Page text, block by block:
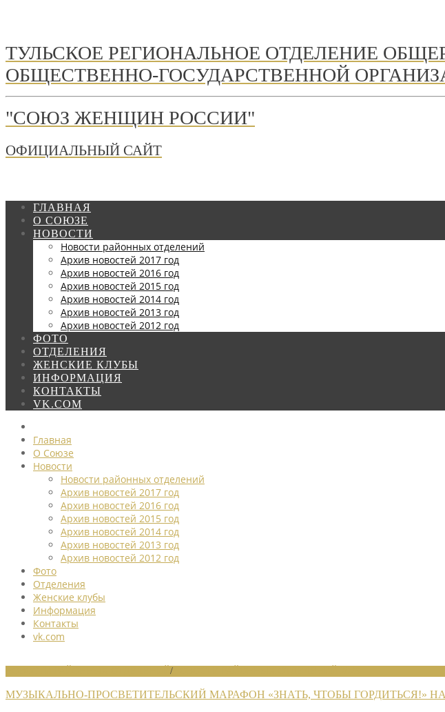
ТУЛЬСКОЕ РЕГИОНАЛЬНОЕ ОТДЕЛЕНИЕ
ОБЩЕСТВЕННО-ГОСУДАРСТВЕННОЙ
"СОЮЗ ЖЕНЩИН РОССИИ"
ОФИЦИАЛЬНЫЙ САЙТ
ГЛАВНАЯ
О СОЮЗЕ
НОВОСТИ
Новости районных отделений
Архив новостей 2017 год
Архив новостей 2016 год
Архив новостей 2015 год
Архив новостей 2014 год
Архив новостей 2013 год
Архив новостей 2012 год
ФОТО
ОТДЕЛЕНИЯ
ЖЕНСКИЕ КЛУБЫ
ИНФОРМАЦИЯ
КОНТАКТЫ
VK.COM
Главная
О Союзе
Новости
Новости районных отделений
Архив новостей 2017 год
Архив новостей 2016 год
Архив новостей 2015 год
Архив новостей 2014 год
Архив новостей 2013 год
Архив новостей 2012 год
Фото
Отделения
Женские клубы
Информация
Контакты
vk.com
/
МУЗЫКАЛЬНО-ПРОСВЕТИТЕЛЬСКИЙ МАРАФОН «ЗНАТЬ, ЧТОБЫ ГОРДИТЬСЯ!»